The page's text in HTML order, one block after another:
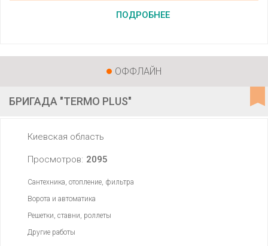
ПОДРОБНЕЕ
ОФФЛАЙН
БРИГАДА "TERMO PLUS"
Киевская область
Просмотров: 2095
Сантехника, отопление, фильтра
Ворота и автоматика
Решетки, ставни, роллеты
Другие работы